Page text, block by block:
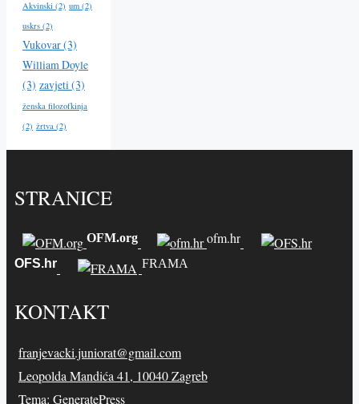
Akvinski (2) um (2)
uskrs (2)
Vukovar(3)
William Doyle
(3) zavjeti (3)
ženska filozofkinja
(2) žrtva (2)
STRANICE
OFM.org ofm.hr
OFS.hr FRAMA
KONTAKT
franjevacki.juniorat@gmail.com
Leopolda Mandića 41, 10040 Zagreb
Tema: GeneratePress